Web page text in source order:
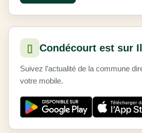
▯ Condécourt est sur
Suivez l’actualité de la commune
votre mobile.